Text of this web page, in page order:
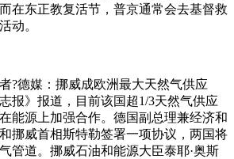
在东正教复活节，普京通常会去基督救
动。
媒：挪威成欧洲最大天然气供应
报》报道，目前该国超1/3天然气供应
能源上加强合作。德国副总理兼经济和
挪威首相斯特勒签署一项协议，两国将
管道。挪威石油和能源大臣泰耶·奥斯